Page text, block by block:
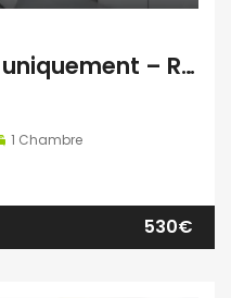
Logement étudiant uniquement – Résidence Neuve
1 Chambre
530€